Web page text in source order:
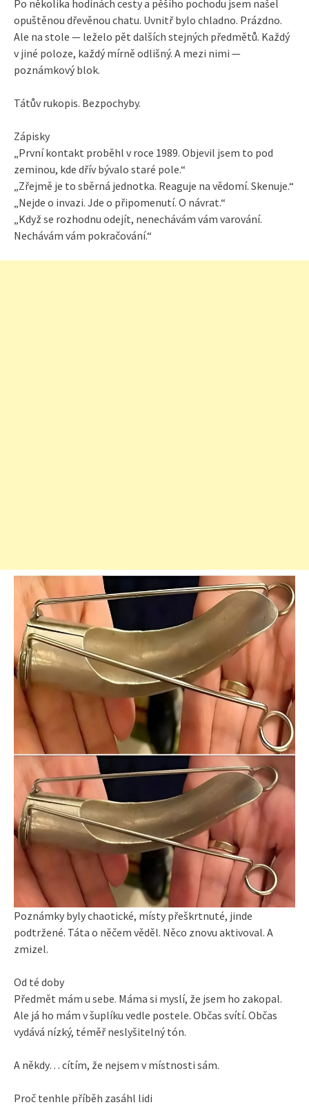
Po několika hodinách cesty a pěšího pochodu jsem našel
opuštěnou dřevěnou chatu. Uvnitř bylo chladno. Prázdno.
Ale na stole — leželo pět dalších stejných předmětů. Každý
v jiné poloze, každý mírně odlišný. A mezi nimi —
poznámkový blok.
Tátův rukopis. Bezpochyby.
Zápisky
„První kontakt proběhl v roce 1989. Objevil jsem to pod
zeminou, kde dřív bývalo staré pole.“
„Zřejmě je to sběrná jednotka. Reaguje na vědomí. Skenuje.“
„Nejde o invazi. Jde o připomenutí. O návrat.“
„Když se rozhodnu odejít, nenechávám vám varování.
Nechávám vám pokračování.“
Poznámky byly chaotické, místy přeškrtnuté, jinde
podtržené. Táta o něčem věděl. Něco znovu aktivoval. A
zmizel.
Od té doby
Předmět mám u sebe. Máma si myslí, že jsem ho zakopal.
Ale já ho mám v šuplíku vedle postele. Občas svítí. Občas
vydává nízký, téměř neslyšitelný tón.
A někdy… cítím, že nejsem v místnosti sám.
Proč tenhle příběh zasáhl lidi